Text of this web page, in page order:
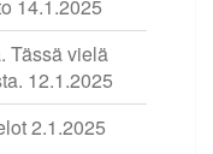
14.1.2025
Tässä vielä
12.1.2025
2.1.2025